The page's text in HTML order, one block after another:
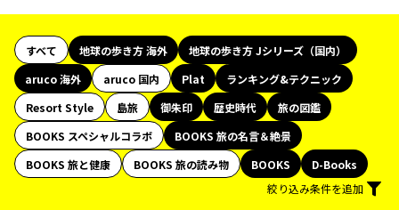
すべて 地球の歩き方 海外
地球の歩き方 Jシリーズ（国内）
aruco 海外
aruco 国内 Plat
ランキング&テクニック
Resort Style
島旅 御朱印 歴史時代
旅の図鑑
BOOKS スペシャルコラボ
BOOKS 旅の名言＆絶景
BOOKS 旅と健康
BOOKS 旅の読み物 BOOKS
D-Books
絞り込み条件を追加